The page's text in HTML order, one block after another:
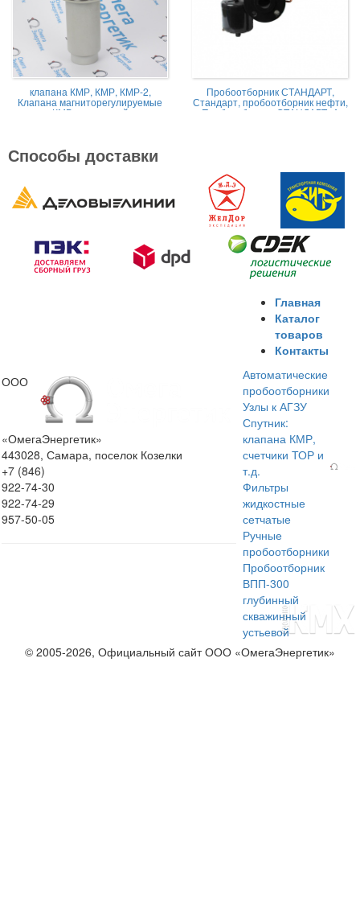
клапана КМР, КМР, КМР-2,
Клапана магниторегулируемые
КМР жидкостной
Пробоотборник СТАНДАРТ,
Стандарт, пробоотборник нефти,
Пробоотборник СТАНДАРТ -А
Способы доставки
ООО
«ОмегаЭнергетик»
443028, Самара, поселок Козелки
+7 (846)
922-74-30
922-74-29
957-50-05
Главная
Каталог
товаров
Контакты
Автоматические
пробоотборники
Узлы к АГЗУ
Спутник:
клапана КМР,
счетчики ТОР и
т.д.
Фильтры
жидкостные
сетчатые
Ручные
пробоотборники
Пробоотборник
ВПП-300
глубинный
скважинный
устьевой
© 2005-2026, Официальный сайт ООО «ОмегаЭнергетик»